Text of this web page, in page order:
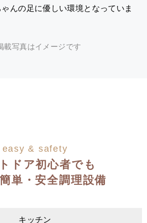
んの足に優しい環境となっていま
載写真はイメージです
easy & safety
ドア初心者でも
単・安全調理設備
キッチン